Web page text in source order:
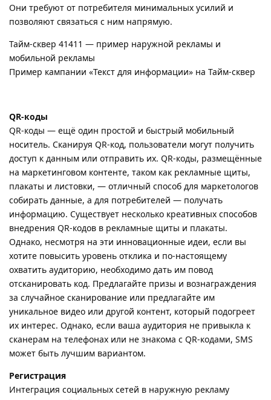
Они требуют от потребителя минимальных усилий и
позволяют связаться с ним напрямую.
Тайм-сквер 41411 — пример наружной рекламы и
мобильной рекламы
Пример кампании «Текст для информации» на Тайм-сквер
QR-коды
QR-коды — ещё один простой и быстрый мобильный
носитель. Сканируя QR-код, пользователи могут получить
доступ к данным или отправить их. QR-коды, размещённые
на маркетинговом контенте, таком как рекламные щиты,
плакаты и листовки, — отличный способ для маркетологов
собирать данные, а для потребителей — получать
информацию. Существует несколько креативных способов
внедрения QR-кодов в рекламные щиты и плакаты.
Однако, несмотря на эти инновационные идеи, если вы
хотите повысить уровень отклика и по-настоящему
охватить аудиторию, необходимо дать им повод
отсканировать код. Предлагайте призы и вознаграждения
за случайное сканирование или предлагайте им
уникальное видео или другой контент, который подогреет
их интерес. Однако, если ваша аудитория не привыкла к
сканерам на телефонах или не знакома с QR-кодами, SMS
может быть лучшим вариантом.
Регистрация
Интеграция социальных сетей в наружную рекламу